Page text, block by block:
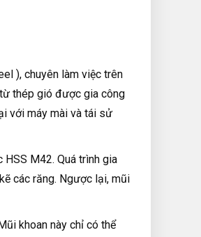
), chuyên làm việc trên
thép gió được gia công
với máy mài và tái sử
M42. Quá trình gia
các răng. Ngược lại, mũi
khoan này chỉ có thể